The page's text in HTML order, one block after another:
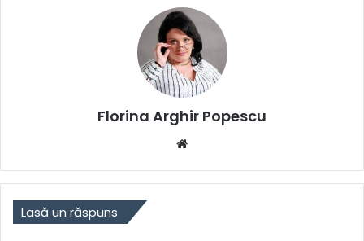
Florina Arghir Popescu
Lasă un răspuns